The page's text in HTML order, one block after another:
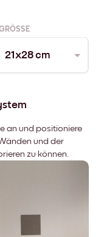
21x28 cm
an und positioniere
und der
zu können.